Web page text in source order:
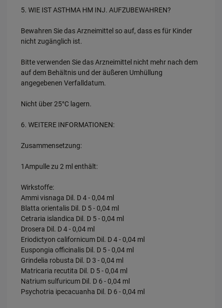
5. WIE IST ASTHMA HM INJ. AUFZUBEWAHREN?
Bewahren Sie das Arzneimittel so auf, dass es für Kinder
nicht zugänglich ist.
Bitte verwenden Sie das Arzneimittel nicht mehr nach dem
auf dem Behältnis und der äußeren Umhüllung
angegebenen Verfalldatum.
Nicht über 25°C lagern.
6. WEITERE INFORMATIONEN:
Zusammensetzung:
1Ampulle zu 2 ml enthält:
Wirkstoffe:
Ammi visnaga Dil. D 4 - 0,04 ml
Blatta orientalis Dil. D 5 - 0,04 ml
Cetraria islandica Dil. D 5 - 0,04 ml
Drosera Dil. D 4 - 0,04 ml
Eriodictyon californicum Dil. D 4 - 0,04 ml
Euspongia officinalis Dil. D 5 - 0,04 ml
Grindelia robusta Dil. D 3 - 0,04 ml
Matricaria recutita Dil. D 5 - 0,04 ml
Natrium sulfuricum Dil. D 6 - 0,04 ml
Psychotria ipecacuanha Dil. D 6 - 0,04 ml